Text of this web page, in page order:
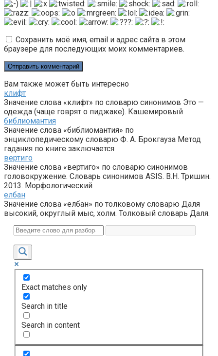
Сохранить моё имя, email и адрес сайта в этом
браузере для последующих моих комментариев.
Вам также может быть интересно
клифт
Значение слова «клифт» по словарю синонимов Это —
одежда (чаще говрят о пиджаке). Кашемировый
библиомантия
Значение слова «библиомантия» по
энциклопедическому словарю Ф. А. Брокгауза Метод
гадания по книге заключается
вертиго
Значение слова «вертиго» по словарю синонимов
головокружение. Словарь синонимов ASIS. В.Н. Тришин.
2013. Морфологический
елбан
Значение слова «елбан» по толковому словарю Даля
высокий, округлый мыс, холм. Толковый словарь Даля.
Exact matches only
Search in title
Search in content